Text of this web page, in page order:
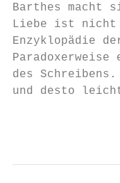
Barthes macht
Liebe ist nicht
Enzyklopädie
des
und desto